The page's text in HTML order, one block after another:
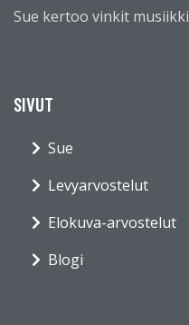
Sue kertoo vinkit
SIVUT
Sue
Levyarvostelut
Elokuva-arvostelut
Blogi